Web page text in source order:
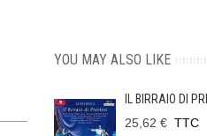
YOU MAY ALSO LIKE
IL BIRRAIO DI
25,62 € TTC